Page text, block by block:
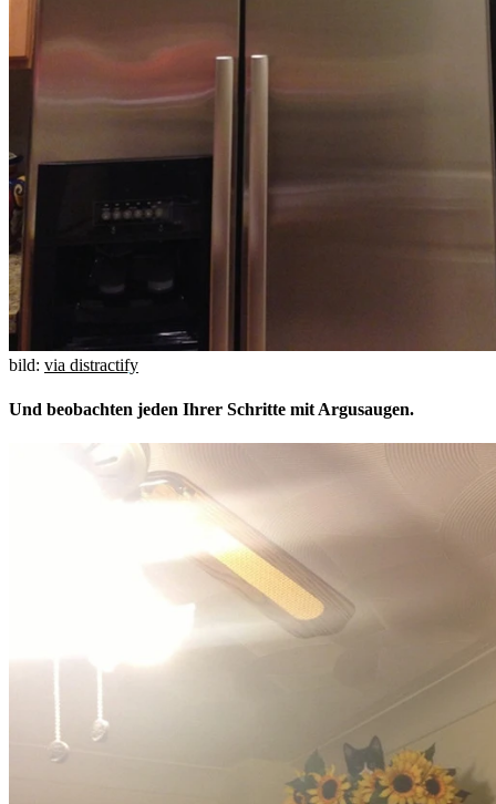
bild: via distractify
Und beobachten jeden Ihrer Schritte mit Argusaugen.